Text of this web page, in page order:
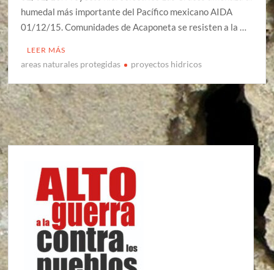
humedal más importante del Pacífico mexicano AIDA
01/12/15. Comunidades de Acaponeta se resisten a la …
LEER MÁS
areas naturales protegidas proyectos hidricos